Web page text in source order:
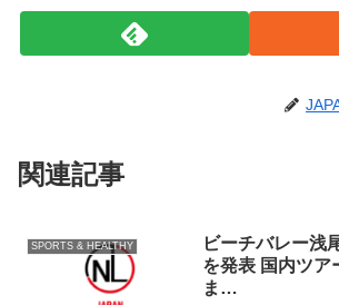
関連記事
SPORTS & HEALTHY
ビーチバレー浅
を発表 国内ツア
ま…